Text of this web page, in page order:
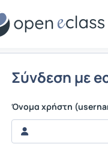
Σύνδεση με
Όνομα χρήστη